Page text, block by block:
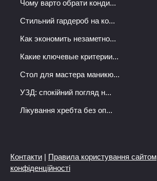
Чому варто обрати конди...
Стильний гардероб на ко...
Как экономить незаметно...
Какие ключевые критерии...
Стол для мастера маникю...
УЗД: спокійний погляд н...
Лікування хребта без оп...
Контакти | Правила користування сайтом
конфіденційності